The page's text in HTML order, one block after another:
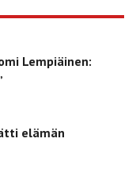
Lempiäinen:
elämän